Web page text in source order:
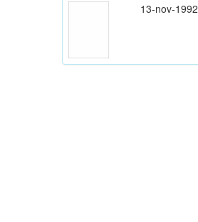
13-nov-1992